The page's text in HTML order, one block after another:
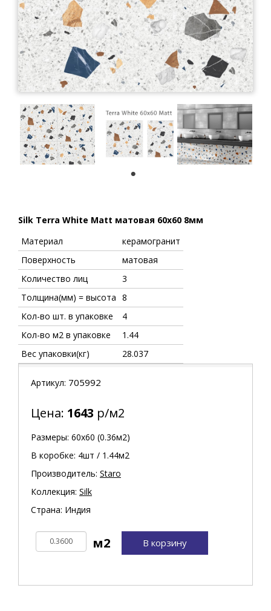
Silk Terra White Matt матовая 60x60 8мм
Материал
керамогранит
Поверхность
матовая
Количество лиц
3
Толщина(мм) = высота 8
Кол-во шт. в упаковке
4
Кол-во м2 в упаковке
1.44
Вес упаковки(кг)
28.037
Артикул: 705992
Цена: 1643 р/м2
Размеры: 60х60 (0.36м2)
В коробке: 4шт / 1.44м2
Производитель: Staro
Коллекция: Silk
Страна: Индия
В корзину